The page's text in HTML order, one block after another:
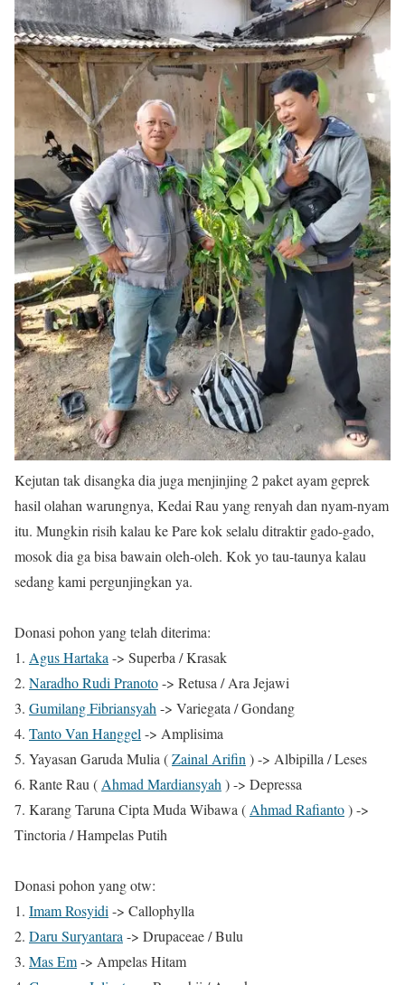
Kejutan tak disangka dia juga menjinjing 2 paket ayam geprek
hasil olahan warungnya, Kedai Rau yang renyah dan nyam-nyam
itu. Mungkin risih kalau ke Pare kok selalu ditraktir gado-gado,
mosok dia ga bisa bawain oleh-oleh. Kok yo tau-taunya kalau
sedang kami pergunjingkan ya.
Donasi pohon yang telah diterima:
1. Agus Hartaka -> Superba / Krasak
2. Naradho Rudi Pranoto-> Retusa / Ara Jejawi
3. Gumilang Fibriansyah -> Variegata / Gondang
4. Tanto Van Hanggel -> Amplisima
5. Yayasan Garuda Mulia (Zainal Arifin ) -> Albipilla / Leses
6. Rante Rau ( Ahmad Mardiansyah ) -> Depressa
7. Karang Taruna Cipta Muda Wibawa ( Ahmad Rafianto) ->
Tinctoria / Hampelas Putih
Donasi pohon yang otw:
1. Imam Rosyidi -> Callophylla
2. Daru Suryantara -> Drupaceae / Bulu
3. Mas Em-> Ampelas Hitam